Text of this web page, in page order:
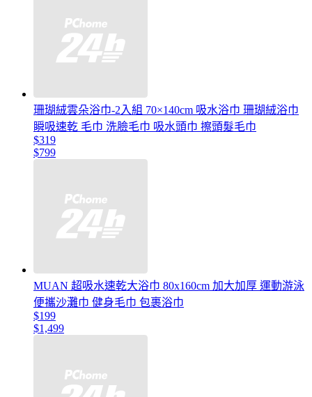
珊瑚絨雲朵浴巾-2入組 70×140cm 吸水浴巾 珊瑚絨浴巾
瞬吸速乾 毛巾 洗臉毛巾 吸水頭巾 擦頭髮毛巾
$319
$799
MUAN 超吸水速乾大浴巾 80x160cm 加大加厚 運動游泳
便攜沙灘巾 健身毛巾 包裹浴巾
$199
$1,499